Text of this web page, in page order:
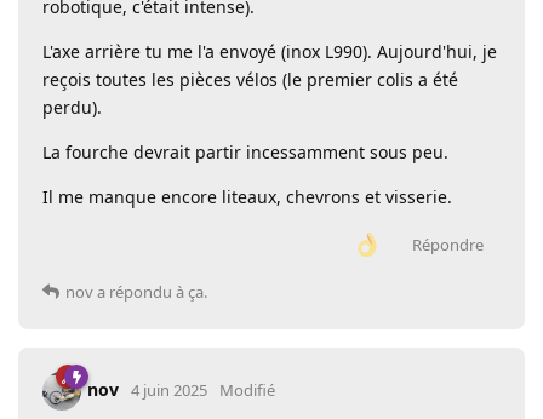
robotique, c'était intense).
L'axe arrière tu me l'a envoyé (inox L990). Aujourd'hui, je
reçois toutes les pièces vélos (le premier colis a été
perdu).
La fourche devrait partir incessamment sous peu.
Il me manque encore liteaux, chevrons et visserie.
Répondre
nova répondu à ça.
nov 4 juin 2025 Modifié